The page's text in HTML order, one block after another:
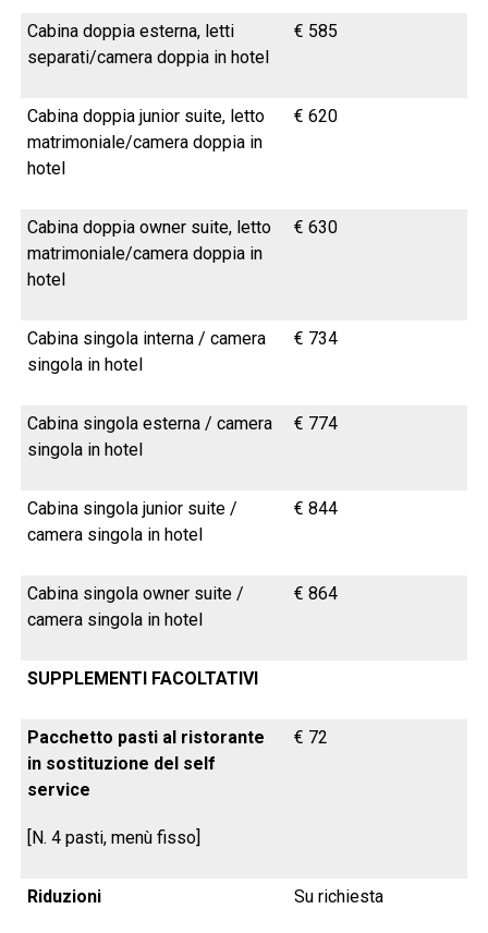
Cabina doppia esterna, letti
separati/camera doppia in hotel
€ 585
Cabina doppia junior suite, letto
matrimoniale/camera doppia in
hotel
€ 620
Cabina doppia owner suite, letto
matrimoniale/camera doppia in
hotel
€ 630
Cabina singola interna / camera
singola in hotel
€ 734
Cabina singola esterna / camera
singola in hotel
€ 774
Cabina singola junior suite /
camera singola in hotel
€ 844
Cabina singola owner suite /
camera singola in hotel
€ 864
SUPPLEMENTI FACOLTATIVI
Pacchetto pasti al ristorante
in sostituzione del self
service
[N. 4 pasti, menù fisso]
€ 72
Riduzioni Su richiesta